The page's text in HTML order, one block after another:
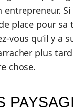
place pour sa
qu’il y a
plus
chose.